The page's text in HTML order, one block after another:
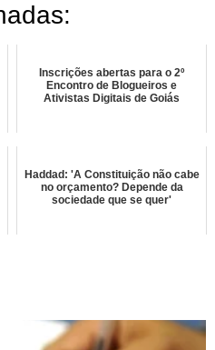
Inscrições abertas para o 2º
Encontro de Blogueiros e
Ativistas Digitais de Goiás
Haddad: 'A Constituição não cabe
no orçamento? Depende da
sociedade que se quer'